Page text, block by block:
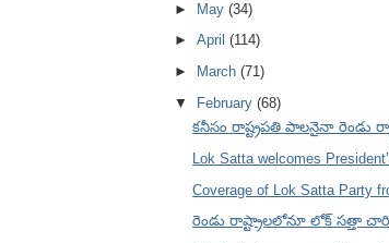
► May(34)
►April(114)
►
March(71)
▼
February(68)
కనీసం రాష్ట్రపతి పాలనైనా రెండు
Lok Satta welcomes
Coverage of Lok Satta Party
రెండు రాష్ట్రాలలోనూ లోక్ సత్తా